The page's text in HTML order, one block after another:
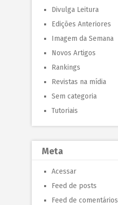
Divulga Leitura
Edições Anteriores
Imagem da Semana
Novos Artigos
Rankings
Revistas na mídia
Sem categoria
Tutoriais
Meta
Acessar
Feed de posts
Feed de comentários